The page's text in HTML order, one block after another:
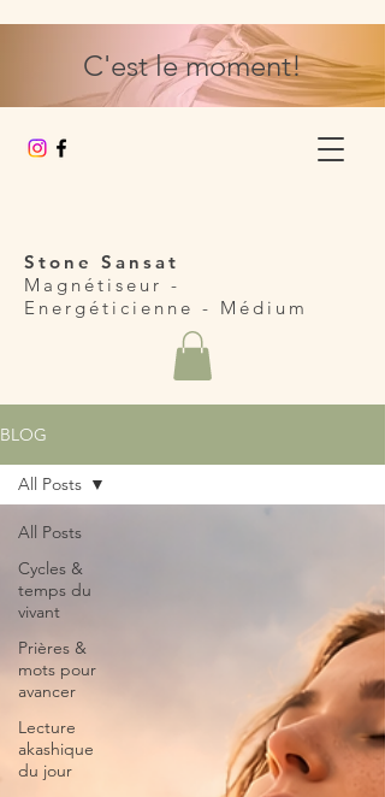
Stone Sansat
Magnétiseur -
Energéticienne - Médium
C'est le moment!
BLOG
All Posts
Cycles &
temps du
vivant
Prières &
mots pour
avancer
Lecture
akashique
du jour
All Posts